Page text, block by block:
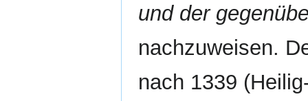
und der
nachzuweisen.
nach 1339